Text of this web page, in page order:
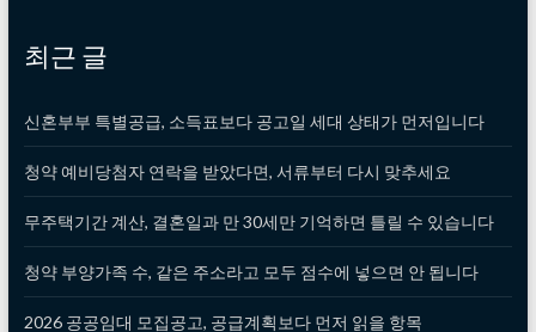
최근 글
신혼부부 특별공급, 소득표보다 공고일 세대 상태가 먼저입니다
청약 예비당첨자 연락을 받았다면, 서류부터 다시 맞추세요
무주택기간 계산, 결혼일과 만 30세만 기억하면 틀릴 수 있습니다
청약 부양가족 수, 같은 주소라고 모두 점수에 넣으면 안 됩니다
2026 공공임대 모집공고, 공급계획보다 먼저 읽을 항목